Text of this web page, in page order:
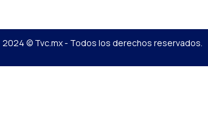
2024 © Tvc.mx - Todos los derechos reservados.